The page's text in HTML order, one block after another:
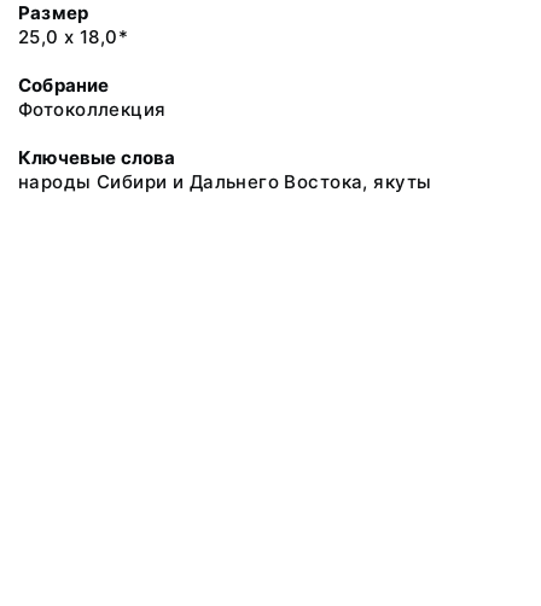
Размер
25,0 х 18,0*
Собрание
Фотоколлекция
Ключевые слова
народы Сибири и Дальнего Востока, якуты